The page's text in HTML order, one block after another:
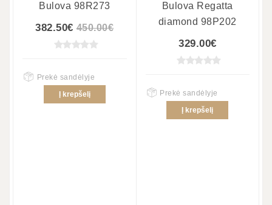
Bulova 98R273
382.50€ 450.00€
Prekė sandėlyje
Į krepšelį
Bulova Regatta
diamond 98P202
329.00€
Prekė sandėlyje
Į krepšelį